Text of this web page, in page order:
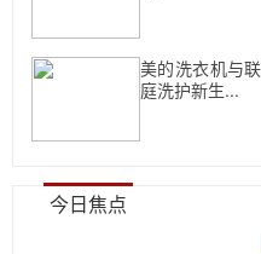
美的洗衣机与
庭洗护新生...
今日焦点